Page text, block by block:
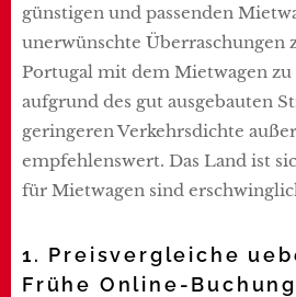
günstigen und passenden
unerwünschte Überraschungen
Portugal mit dem Mietwagen
aufgrund des gut ausgebauten
geringeren Verkehrsdichte
empfehlenswert. Das Land ist
für Mietwagen sind
1. Preisvergleiche
Frühe Online-